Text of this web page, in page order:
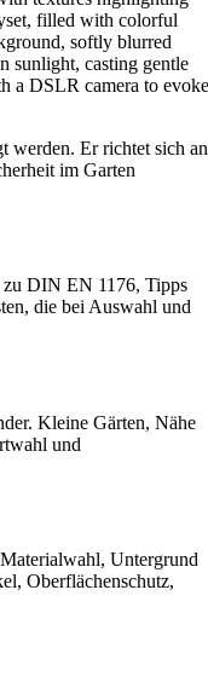
werden. Er richtet sich an
im Garten
zu DIN EN 1176, Tipps
die bei Auswahl und
Kleine Gärten, Nähe
und
Untergrund
Oberflächenschutz,